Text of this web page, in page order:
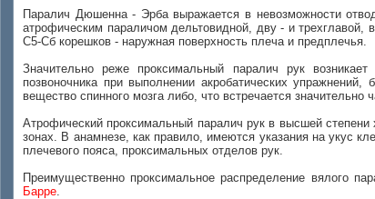
Паралич Дюшенна - Эрба выражается в невозможности
атрофическим параличом дельтовидной, дву - и трехглавой,
С5-Сб корешков - наружная поверхность плеча и предплечья.
Значительно реже проксимальный паралич рук возникает
позвоночника при выполнении акробатических
вещество спинного мозга либо, что встречается
Атрофический проксимальный паралич рук в высшей степени
зонах. В анамнезе, как правило, имеются указания на укус
плечевого пояса, проксимальных отделов рук.
Преимущественно проксимальное распределение вялого
Барре.